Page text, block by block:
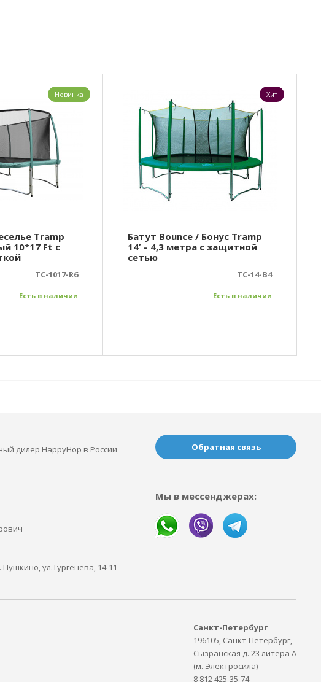
Tramp
10*17 Ft с
TC-1017-R6
Есть в наличии
Новинка
Батут Bounce / Бонус Tramp
14’ – 4,3 метра с защитной
сетью
TC-14-B4
Есть в наличии
Хит
дилер HappyHop в России
ул.Тургенева, 14-11
Обратная связь
Мы в мессенджерах:
Санкт-Петербург
196105, Санкт-Петербург,
Сызранская д. 23 литера А
(м. Электросила)
8 812 425-35-74